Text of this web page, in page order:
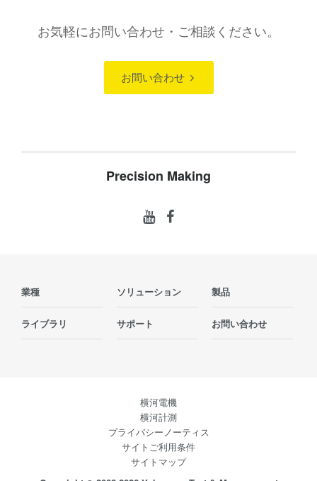
お気軽にお問い合わせ・ご相談ください。
お問い合わせ
Precision Making
業種 ソリューション 製品
ライブラリ サポート お問い合わせ
横河電機
横河計測
プライバシーノーティス
サイトご利用条件
サイトマップ